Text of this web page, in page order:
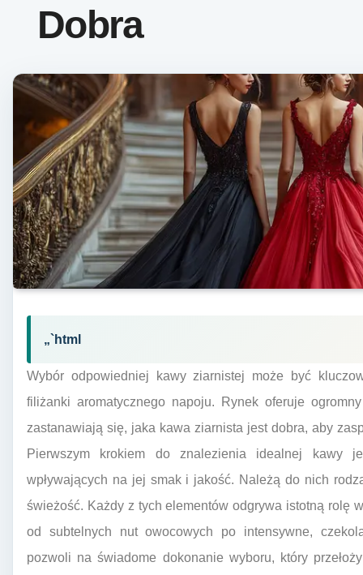
Dobra
„`html
Wybór odpowiedniej kawy ziarnistej może być
filiżanki aromatycznego napoju. Rynek oferuje
zastanawiają się, jaka kawa ziarnista jest dobra, aby
Pierwszym krokiem do znalezienia idealnej kawy
wpływających na jej smak i jakość. Należą do nich
świeżość. Każdy z tych elementów odgrywa istotną rolę
od subtelnych nut owocowych po intensywne,
pozwoli na świadome dokonanie wyboru, który